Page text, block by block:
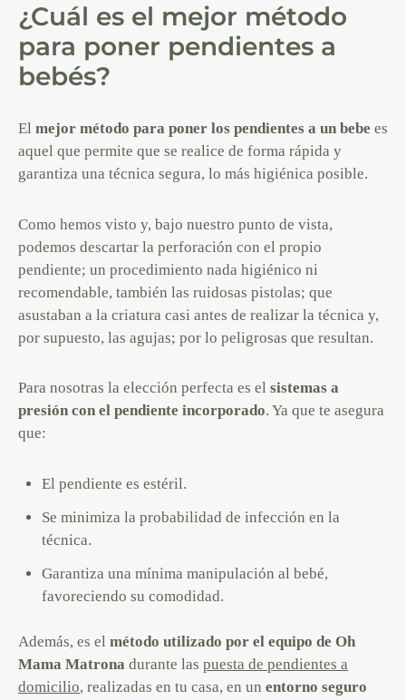
¿Cuál es el mejor método
para poner pendientes a
bebés?
El mejor método para poner los pendientes a un bebe es
aquel que permite que se realice de forma rápida y
garantiza una técnica segura, lo más higiénica posible.
Como hemos visto y, bajo nuestro punto de vista,
podemos descartar la perforación con el propio
pendiente; un procedimiento nada higiénico ni
recomendable, también las ruidosas pistolas; que
asustaban a la criatura casi antes de realizar la técnica y,
por supuesto, las agujas; por lo peligrosas que resultan.
Para nosotras la elección perfecta es el sistemas a
presión con el pendiente incorporado. Ya que te asegura
que:
El pendiente es estéril.
Se minimiza la probabilidad de infección en la
técnica.
Garantiza una mínima manipulación al bebé,
favoreciendo su comodidad.
Además, es el método utilizado por el equipo de Oh
Mama Matrona durante las puesta de pendientes a
domicilio, realizadas en tu casa, en un entorno seguro